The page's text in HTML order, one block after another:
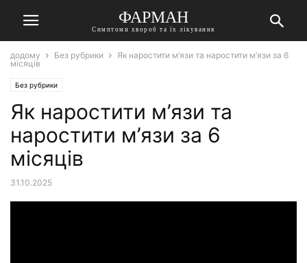
ФАРМАН
Симптоми хвороб та їх лікування
додому Без рубрики
Як наростити м’язи та наростити м’язи за 6
місяців
Без рубрики
Як наростити м’язи та
наростити м’язи за 6
місяців
31.10.2025